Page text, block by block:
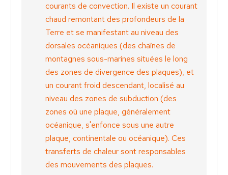
courants de convection. Il existe un courant
chaud remontant des profondeurs de la
Terre et se manifestant au niveau des
dorsales océaniques (des chaînes de
montagnes sous-marines situées le long
des zones de divergence des plaques), et
un courant froid descendant, localisé au
niveau des zones de subduction (des
zones où une plaque, généralement
océanique, s'enfonce sous une autre
plaque, continentale ou océanique). Ces
transferts de chaleur sont responsables
des mouvements des plaques.